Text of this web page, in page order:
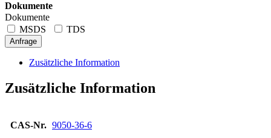
Dokumente
Dokumente
MSDS
TDS
Anfrage
Zusätzliche Information
Zusätzliche Information
CAS-Nr. 9050-36-6